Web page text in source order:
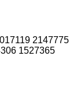
2147775
1527365